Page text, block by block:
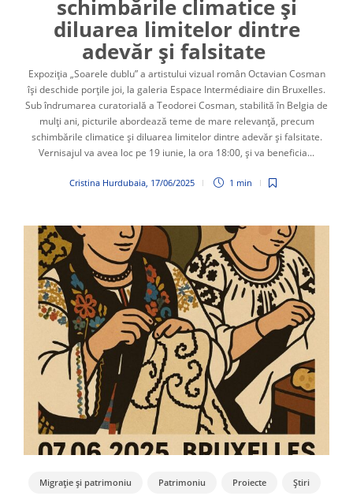
schimbările climatice și
diluarea limitelor dintre
adevăr și falsitate
Expoziția „Soarele dublu” a artistului vizual român Octavian Cosman
își deschide porțile joi, la galeria Espace Intermédiaire din Bruxelles.
Sub îndrumarea curatorială a Teodorei Cosman, stabilită în Belgia de
mulți ani, picturile abordează teme de mare relevanță, precum
schimbările climatice și diluarea limitelor dintre adevăr și falsitate.
Vernisajul va avea loc pe 19 iunie, la ora 18:00, și va beneficia...
Cristina Hurdubaia, 17/06/2025 1 min
Migrație și patrimoniu Patrimoniu Proiecte Știri